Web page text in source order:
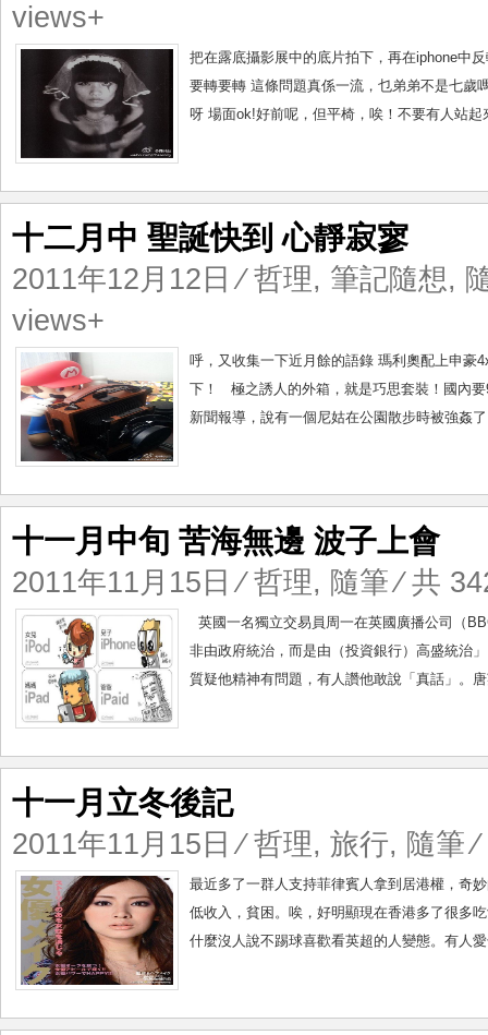
views+
把在露底攝影展中的底片拍下，再在iphone中
要轉要轉 這條問題真係一流，乜弟弟不是七歲
呀 場面ok!好前呢，但平椅，唉！不要有人站
十二月中 聖誕快到 心靜寂寥
2011年12月12日 ⁄哲理, 筆記隨想,
views+
呼，又收集一下近月餘的語錄 瑪利奧配上申豪
下！ 極之誘人的外箱，就是巧思套裝！國內
新聞報導，說有一個尼姑在公園散步時被強姦
十一月中旬 苦海無邊 波子上會
2011年11月15日 ⁄哲理, 隨筆⁄ 共
英國一名獨立交易員周一在英國廣播公司（
非由政府統治，而是由（投資銀行）高盛統治
質疑他精神有問題，有人讚他敢說「真話」。
十一月立冬後記
2011年11月15日 ⁄哲理, 旅行, 隨筆
最近多了一群人支持菲律賓人拿到居港權，奇
低收入，貧困。唉，好明顯現在香港多了很多
什麼沒人說不踢球喜歡看英超的人變態。有人